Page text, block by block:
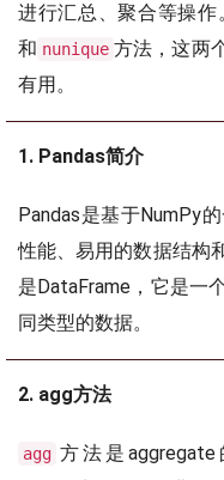
进行汇总、聚合等操作
和 nunique 方法，这两
有用。
1. Pandas简介
Pandas是基于NumPy
性能、易用的数据结构
是DataFrame，它是一
同类型的数据。
2. agg方法
agg 方法是